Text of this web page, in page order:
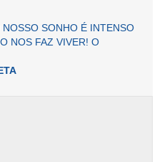
SONHO É INTENSO
NOS FAZ VIVER! O